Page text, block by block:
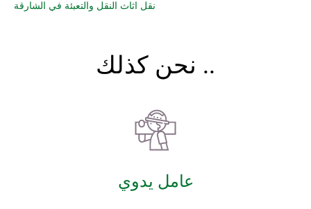
نقل اثاث النقل والتعبئة في الشارقة
نحن كذلك ..
عامل يدوي